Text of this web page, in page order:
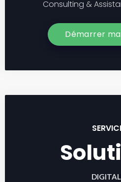
Consulting &
Démarrer